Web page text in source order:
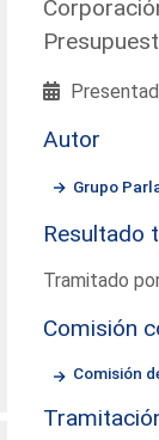
Autor
Grupo
Resultado
Tramitado
Comisión
Comisión